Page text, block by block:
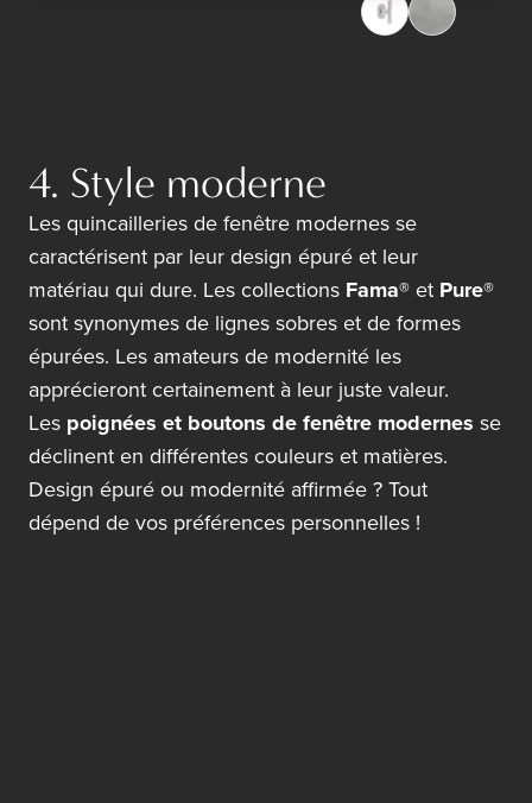
4. Style moderne
Les quincailleries de fenêtre modernes se
caractérisent par leur design épuré et leur
matériau qui dure. Les collections Fama® et Pure®
sont synonymes de lignes sobres et de formes
épurées. Les amateurs de modernité les
apprécieront certainement à leur juste valeur.
Les poignées et boutons de fenêtre modernes se
déclinent en différentes couleurs et matières.
Design épuré ou modernité affirmée ? Tout
dépend de vos préférences personnelles !